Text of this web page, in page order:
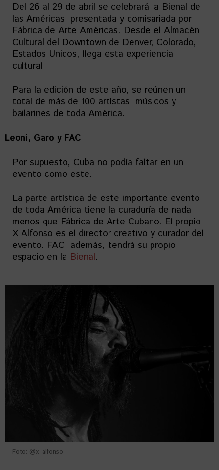
Del 26 al 29 de abril se celebrará la Bienal de
las Américas, presentada y comisariada por
Fábrica de Arte Américas. Desde el Almacén
Cultural del Downtown de Denver, Colorado,
Estados Unidos, llega esta experiencia
cultural.
Para la edición de este año, se reúnen un
total de más de 100 artistas, músicos y
bailarines de toda América.
Leoni, Garo y FAC
Por supuesto, Cuba no podía faltar en un
evento como este.
La parte artística de este importante evento
de toda América tiene la curaduría de nada
menos que Fábrica de Arte Cubano. El propio
X Alfonso es el director creativo y curador del
evento. FAC, además, tendrá su propio
espacio en la Bienal.
Foto: @x_alfonso